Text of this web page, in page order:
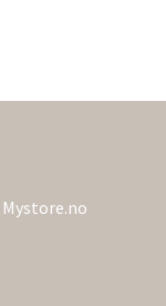
Mystore.no